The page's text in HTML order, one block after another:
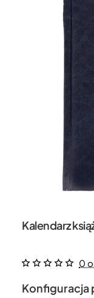
Kalendarz
0
Konfiguracja